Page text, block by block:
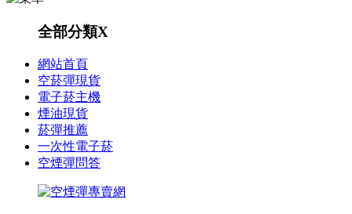
全部分類X
網站首頁
空菸彈現貨
電子菸主機
煙油現貨
菸彈推薦
一次性電子菸
空煙彈問答